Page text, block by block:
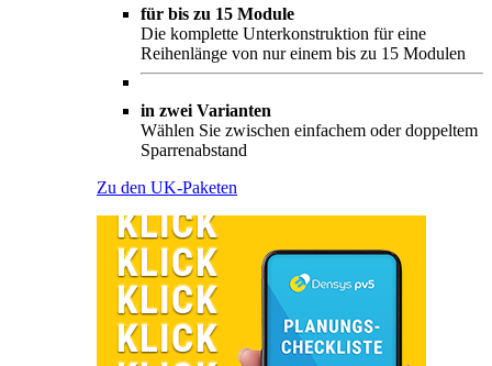
für bis zu 15 Module
Die komplette Unterkonstruktion für eine
Reihenlänge von nur einem bis zu 15 Modulen
in zwei Varianten
Wählen Sie zwischen einfachem oder doppeltem
Sparrenabstand
Zu den UK-Paketen